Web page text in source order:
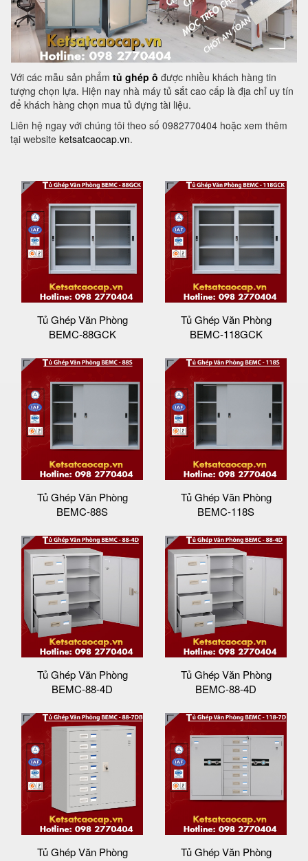
Với các mẫu sản phẩm tủ ghép ô được nhiều khách hàng tin
tượng chọn lựa. Hiện nay nhà máy tủ sắt cao cấp là địa chỉ uy tín
để khách hàng chọn mua tủ đựng tài liệu.
Liên hệ ngay với chúng tôi theo số 0982770404 hoặc xem thêm
tại website ketsatcaocap.vn.
Tủ Ghép Văn Phòng
BEMC-88GCK
Tủ Ghép Văn Phòng
BEMC-118GCK
Tủ Ghép Văn Phòng
BEMC-88S
Tủ Ghép Văn Phòng
BEMC-118S
Tủ Ghép Văn Phòng
BEMC-88-4D
Tủ Ghép Văn Phòng
BEMC-88-4D
Tủ Ghép Văn Phòng
Tủ Ghép Văn Phòng